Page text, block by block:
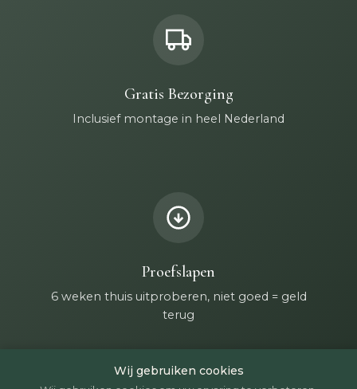
Gratis Bezorging
Inclusief montage in heel Nederland
Proefslapen
6 weken thuis uitproberen, niet goed = geld
terug
Wij gebruiken cookies